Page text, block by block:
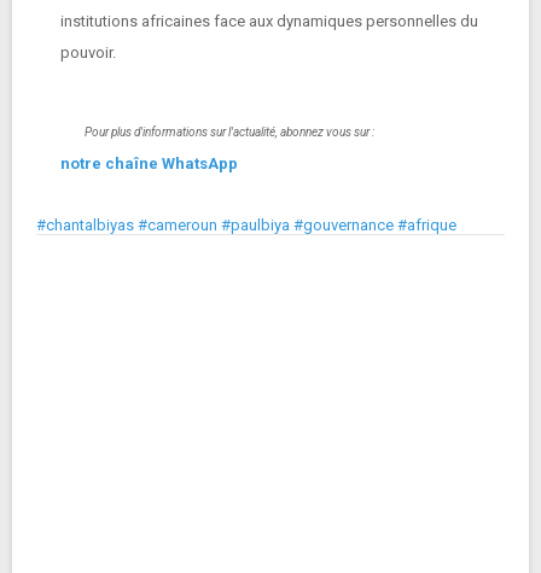
institutions africaines face aux dynamiques personnelles du
pouvoir.
Pour plus d'informations sur l'actualité, abonnez vous sur :
notre chaîne WhatsApp
#chantalbiyas #cameroun #paulbiya #gouvernance #afrique